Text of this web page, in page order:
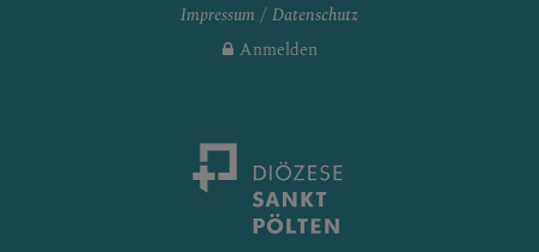
Impressum
Datenschutz
Anmelden